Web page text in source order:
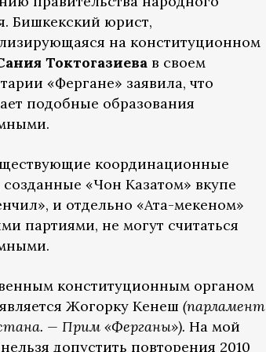
Бишкекский юрист,
на конституционном
Токтогазиева в своем
«Фергане» заявила, что
подобные образования
координационные
созданные «Чон Казатом» вкупе
и отдельно «Ата-мекеном»
партиями, не могут считаться
конституционным органом
Жогорку Кенеш (парламент
— Прим «Ферганы»). На мой
допустить повторения 2010